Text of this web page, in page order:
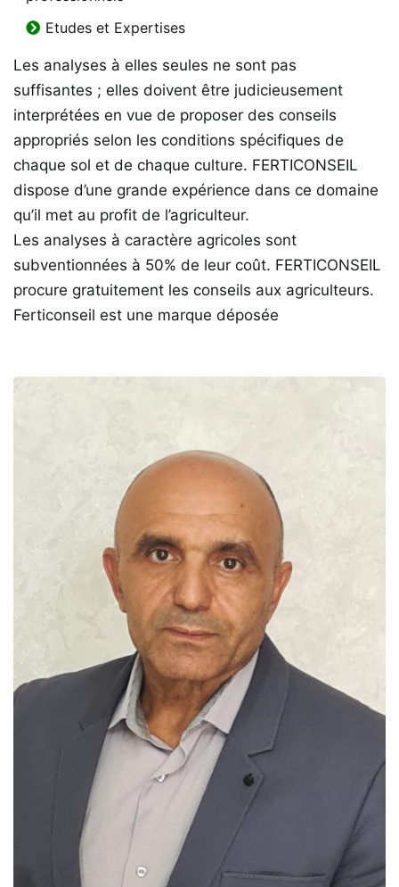
Etudes et Expertises
Les analyses à elles seules ne sont pas
suffisantes ; elles doivent être judicieusement
interprétées en vue de proposer des conseils
appropriés selon les conditions spécifiques de
chaque sol et de chaque culture. FERTICONSEIL
dispose d’une grande expérience dans ce domaine
qu’il met au profit de l’agriculteur.
Les analyses à caractère agricoles sont
subventionnées à 50% de leur coût. FERTICONSEIL
procure gratuitement les conseils aux agriculteurs.
Ferticonseil est une marque déposée